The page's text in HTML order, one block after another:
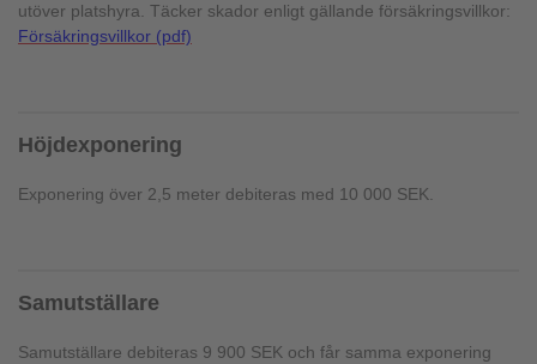
utöver platshyra. Täcker skador enligt gällande försäkringsvillkor:
Försäkringsvillkor (pdf)
Höjdexponering
Exponering över 2,5 meter debiteras med 10 000 SEK.
Samutställare
Samutställare debiteras 9 900 SEK och får samma exponering